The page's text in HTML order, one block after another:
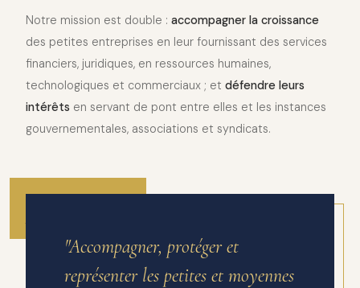
Notre mission est double : accompagner la croissance
des petites entreprises en leur fournissant des services
financiers, juridiques, en ressources humaines,
technologiques et commerciaux ; et défendre leurs
intérêts en servant de pont entre elles et les instances
gouvernementales, associations et syndicats.
2010
ANNÉE DE FONDATION
"Accompagner, protéger et
représenter les petites et moyennes